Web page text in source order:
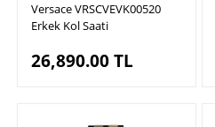
Versace VRSCVEVK00520
Erkek Kol Saati
26,890.00TL